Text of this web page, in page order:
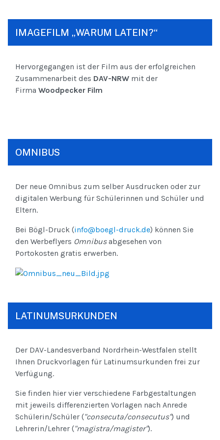
IMAGEFILM „WARUM LATEIN?“
Hervorgegangen ist der Film aus der erfolgreichen
Zusammenarbeit des DAV-NRW mit der
Firma Woodpecker Film
OMNIBUS
Der neue Omnibus zum selber Ausdrucken oder zur
digitalen Werbung für Schülerinnen und Schüler und
Eltern.
Bei Bögl-Druck (info@boegl-druck.de) können Sie
den Werbeflyers Omnibusabgesehen von
Portokosten gratis erwerben.
LATINUMSURKUNDEN
Der DAV-Landesverband Nordrhein-Westfalen stellt
Ihnen Druckvorlagen für Latinumsurkunden frei zur
Verfügung.
Sie finden hier vier verschiedene Farbgestaltungen
mit jeweils differenzierten Vorlagen nach Anrede
Schülerin/Schüler ("consecuta/consecutus") und
Lehrerin/Lehrer ("magistra/magister").